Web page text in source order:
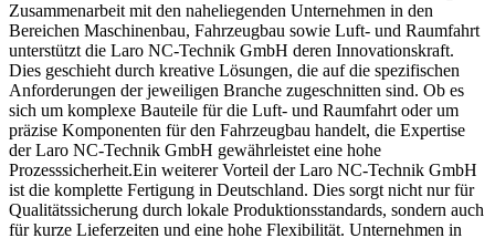
Zusammenarbeit mit den naheliegenden Unternehmen in den
Bereichen Maschinenbau, Fahrzeugbau sowie Luft- und Raumfahrt
unterstützt die Laro NC-Technik GmbH deren Innovationskraft.
Dies geschieht durch kreative Lösungen, die auf die spezifischen
Anforderungen der jeweiligen Branche zugeschnitten sind. Ob es
sich um komplexe Bauteile für die Luft- und Raumfahrt oder um
präzise Komponenten für den Fahrzeugbau handelt, die Expertise
der Laro NC-Technik GmbH gewährleistet eine hohe
Prozesssicherheit.Ein weiterer Vorteil der Laro NC-Technik GmbH
ist die komplette Fertigung in Deutschland. Dies sorgt nicht nur für
Qualitätssicherung durch lokale Produktionsstandards, sondern auch
für kurze Lieferzeiten und eine hohe Flexibilität. Unternehmen in